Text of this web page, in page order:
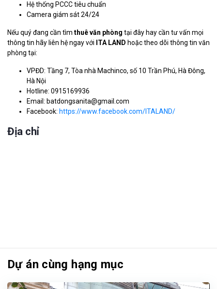
Hệ thống PCCC tiêu chuẩn
Camera giám sát 24/24
Nếu quý đang cần tìm thuê văn phòng tại đây hay cần tư vấn mọi
thông tin hãy liên hệ ngay với ITA LAND hoặc theo dõi thông tin văn
phòng tại:
VPĐD: Tầng 7, Tòa nhà Machinco, số 10 Trần Phú, Hà Đông,
Hà Nội
Hotline: 0915169936
Email: batdongsanita@gmail.com
Facebook: https://www.facebook.com/ITALAND/
Địa chỉ
Dự án cùng hạng mục